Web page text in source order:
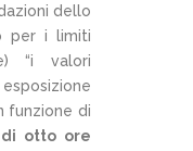
dello
per i limiti
“i valori
funzione di
otto ore